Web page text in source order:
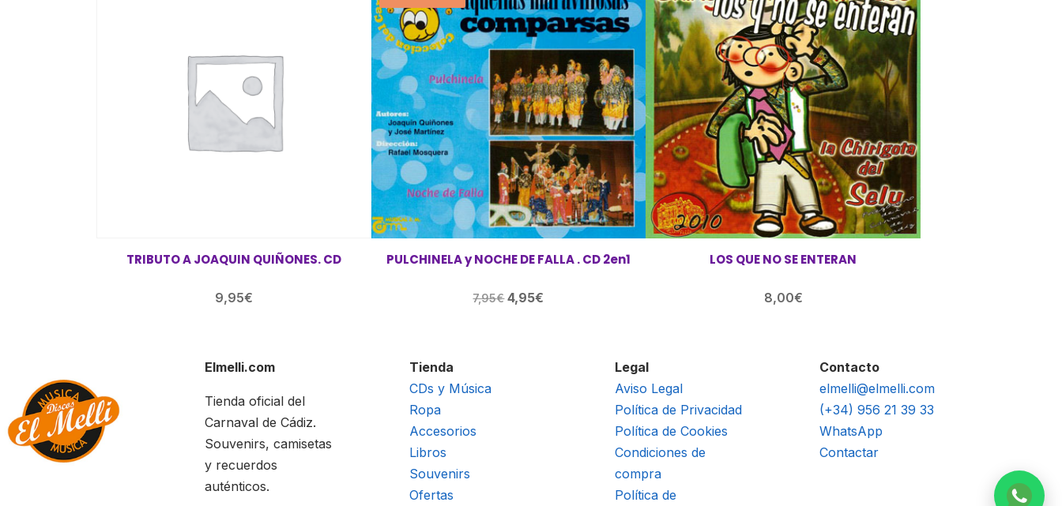
TRIBUTO A JOAQUIN QUIÑONES. CD
9,95€
PULCHINELA y NOCHE DE FALLA . CD 2en1
7,95€ El
4,95€
LOS QUE NO SE ENTERAN
8,00€
Elmelli.com
Tienda oficial del
Carnaval de Cádiz.
Souvenirs, camisetas
y recuerdos
auténticos.
Tienda
CDs y Música
Ropa
Accesorios
Libros
Souvenirs
Ofertas
Legal
Aviso Legal
Política de Privacidad
Política de Cookies
Condiciones de
compra
Política de
Contacto
elmelli@elmelli.com
(+34) 956 21 39 33
WhatsApp
Contactar